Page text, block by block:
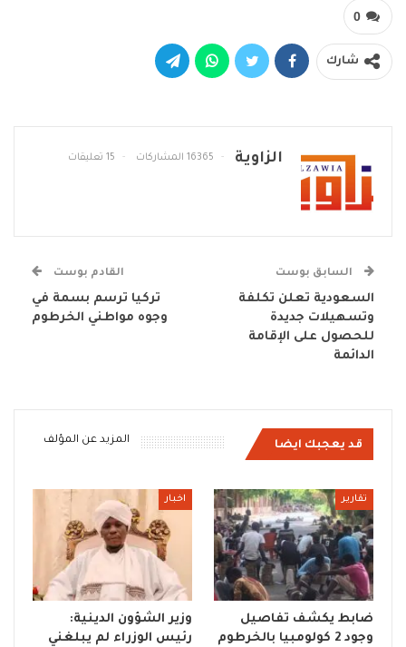
0
شارك
الزاوية 16365 المشاركات 15 تعليقات
السابق بوست
السعودية تعلن تكلفة
وتسهيلات جديدة
للحصول على الإقامة
الدائمة
القادم بوست
تركيا ترسم بسمة في
وجوه مواطني الخرطوم
قد يعجبك ايضا المزيد عن المؤلف
تقارير
ضابط يكشف تفاصيل
وجود 2 كولومبيا بالخرطوم
اخبار
وزير الشؤون الدينية:
رئيس الوزراء لم يبلغني